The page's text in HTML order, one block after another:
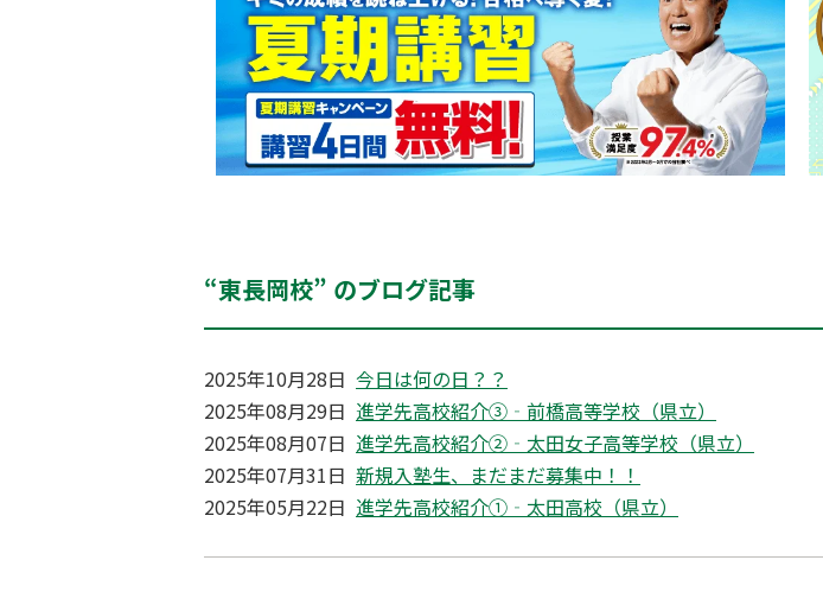
“東長岡校” のブログ記事
2025年10月28日 今日は何の日？？
2025年08月29日 進学先高校紹介③‐前橋高等学校（県立）
2025年08月07日 進学先高校紹介②‐太田女子高等学校（県立）
2025年07月31日 新規入塾生、まだまだ募集中！！
2025年05月22日 進学先高校紹介①‐太田高校（県立）